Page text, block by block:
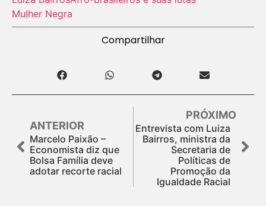
Mulher Negra
Compartilhar
ANTERIOR
Marcelo Paixão –
Economista diz que
Bolsa Família deve
adotar recorte racial
PRÓXIMO
Entrevista com Luiza
Bairros, ministra da
Secretaria de
Políticas de
Promoção da
Igualdade Racial